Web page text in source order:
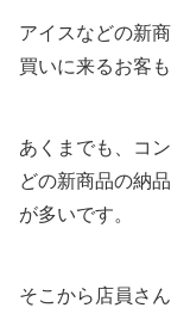
アイスなどの新
買いに来るお客
あくまでも、コ
どの新商品の納
が多いです。
そこから店員さ